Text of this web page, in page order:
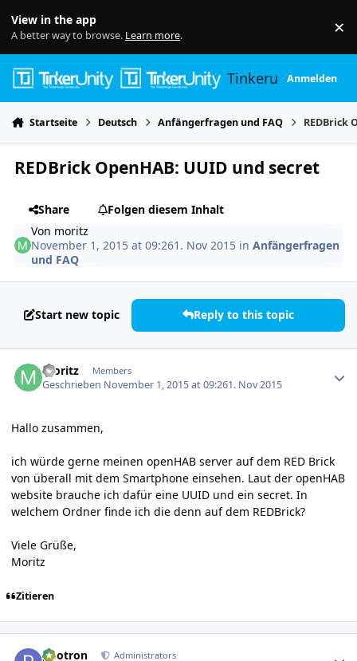
View in the app
A better way to browse. Learn more. ×
TinkerunityAnmelden
Startseite Deutsch Anfängerfragen und FAQ REDBrick
REDBrick OpenHAB: UUID und secret
Share
Folgen diesem Inhalt
Von moritz
November 1, 2015 at 09:261. Nov 2015 inAnfängerfragen
und FAQ
Start new topic Reply to this topic
moritz Members
Geschrieben November 1, 2015 at 09:261. Nov 2015
Hallo zusammen,
ich würde gerne meinen openHAB server auf dem RED Brick
von überall mit dem Smartphone einsehen. Laut der openHAB
website brauche ich dafür eine UUID und ein secret. In
welchem Ordner finde ich die denn auf dem REDBrick?
Viele Grüße,
Moritz
Zitieren
photron Administrators